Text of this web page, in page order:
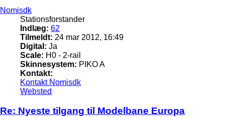
Nomisdk
Stationsforstander
Indlæg: 62
Tilmeldt: 24 mar 2012, 16:49
Digital: Ja
Scale: H0 - 2-rail
Skinnesystem: PIKO A
Kontakt:
Kontakt Nomisdk
Websted
Re: Nyeste tilgang til Modelbane Europa